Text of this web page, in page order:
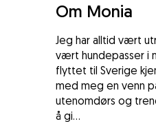
Om Monia
Jeg har alltid vært
vært hundepasser i
flyttet til Sverige
med meg en venn
utenomdørs og
å gi...